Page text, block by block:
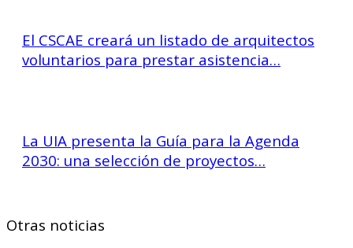
El CSCAE creará un listado de arquitectos
voluntarios para prestar asistencia…
La UIA presenta la Guía para la Agenda
2030: una selección de proyectos…
Otras noticias